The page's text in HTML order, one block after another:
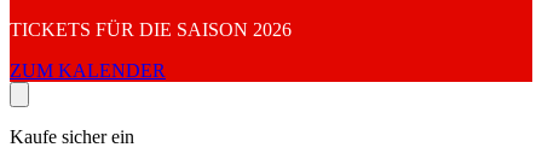
TICKETS FÜR DIE SAISON 2026
ZUM KALENDER
Kaufe sicher ein